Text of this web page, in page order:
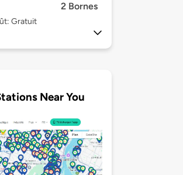
2 Bornes
Gratuit
Near You